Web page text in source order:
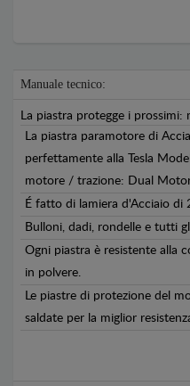
Manuale tecnico:
La piastra protegge i
La piastra paramotore di
perfettamente alla Tesla
motore / trazione: Dual
É fatto di lamiera d'Acciaio di
Bulloni, dadi, rondelle e tutti
Ogni piastra è resistente alla
in polvere.
Le piastre di protezione del
saldate per la miglior